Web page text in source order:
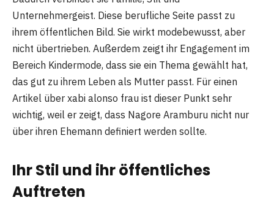
Unternehmergeist. Diese berufliche Seite passt zu
ihrem öffentlichen Bild. Sie wirkt modebewusst, aber
nicht übertrieben. Außerdem zeigt ihr Engagement im
Bereich Kindermode, dass sie ein Thema gewählt hat,
das gut zu ihrem Leben als Mutter passt. Für einen
Artikel über xabi alonso frau ist dieser Punkt sehr
wichtig, weil er zeigt, dass Nagore Aramburu nicht nur
über ihren Ehemann definiert werden sollte.
Ihr Stil und ihr öffentliches
Auftreten